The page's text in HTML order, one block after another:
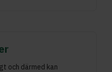
och därmed kan